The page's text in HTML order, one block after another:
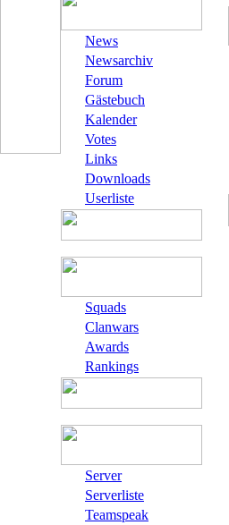
News
Newsarchiv
Forum
Gästebuch
Kalender
Votes
Links
Downloads
Userliste
Squads
Clanwars
Awards
Rankings
Server
Serverliste
Teamspeak